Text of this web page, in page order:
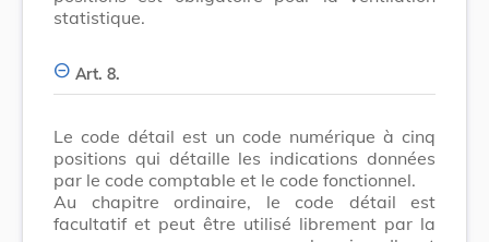
statistique.
Art. 8.
Le code détail est un code numérique à cinq
positions qui détaille les indications données
par le code comptable et le code fonctionnel.
Au chapitre ordinaire, le code détail est
facultatif et peut être utilisé librement par la